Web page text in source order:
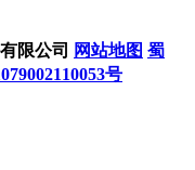
限公司 网站地图 蜀
号